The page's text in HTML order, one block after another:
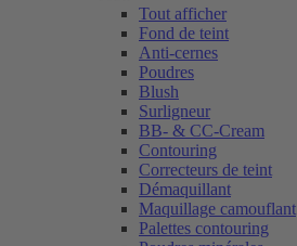
Tout afficher
Fond de teint
Anti-cernes
Poudres
Blush
Surligneur
BB- & CC-Cream
Contouring
Correcteurs de teint
Démaquillant
Maquillage camouflant
Palettes contouring